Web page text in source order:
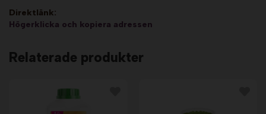
Direktlänk:
Högerklicka och kopiera adressen
Relaterade produkter